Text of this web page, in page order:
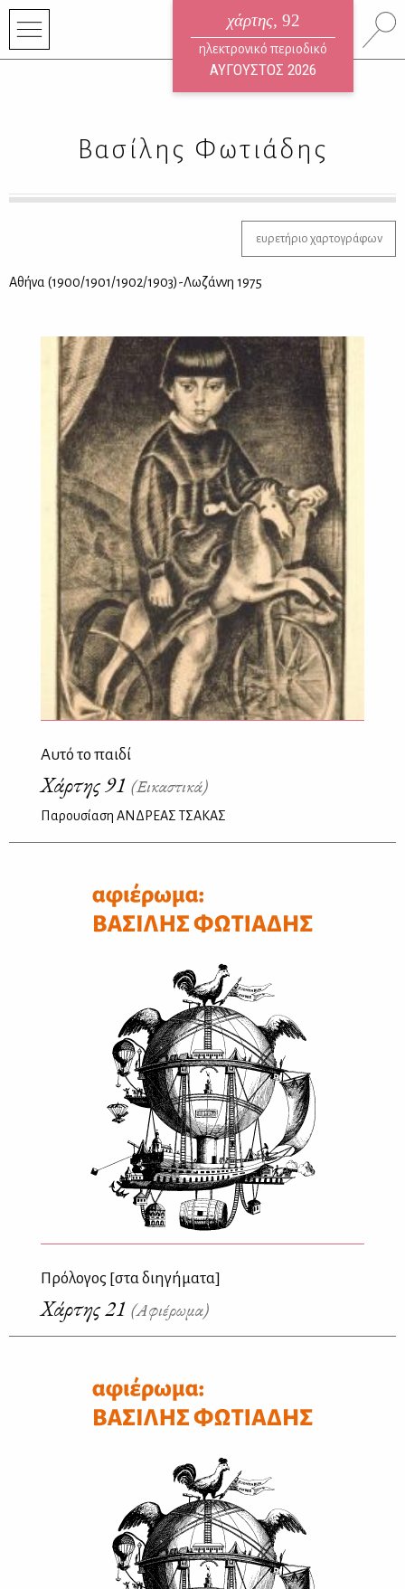
χάρτης, 92
ηλεκτρονικό περιοδικό
ΑΥΓΟΥΣΤΟΣ 2026
Βασίλης Φωτιάδης
ευρετήριο χαρτογράφων
Αθή­να (1900/1901/1902/1903)-Λω­ζάν­νη 1975
Aυτό το παιδί
Χάρτης 91 (Εικαστικά)
Παρουσίαση ΑΝΔΡΕΑΣ ΤΣΑΚΑΣ
Πρόλογος [στα διηγήματα]
Χάρτης 21 (Αφιέρωμα)